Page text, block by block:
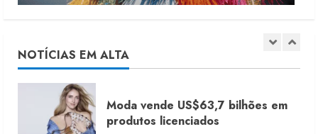
NOTÍCIAS EM ALTA
2
6 de agosto de 2026
Renata Caixeta assume Movimento
Sou de Algodão